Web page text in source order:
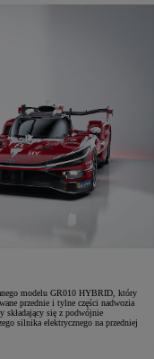
modelu GR010 HYBRID, który
przednie i tylne części nadwozia
składający się z podwójnie
silnika elektrycznego na przedniej